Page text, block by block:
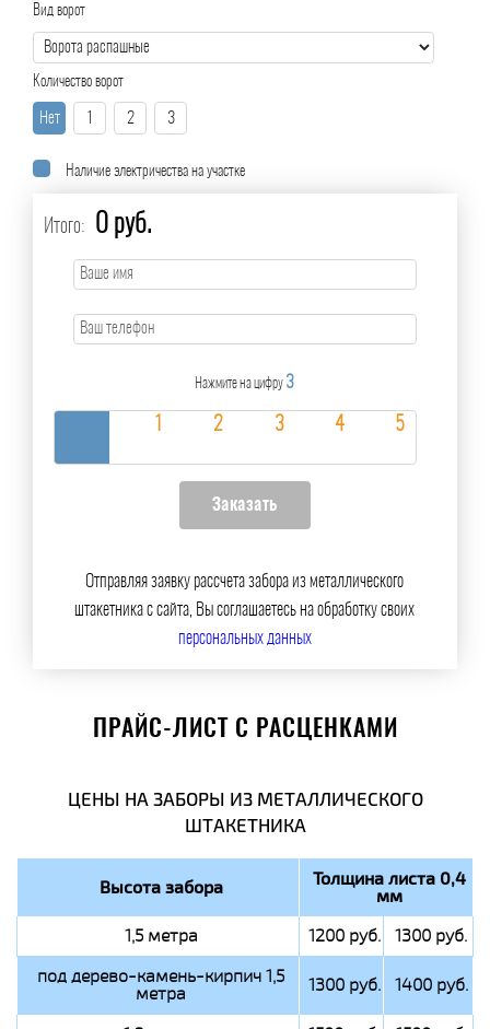
Вид ворот
Количество ворот
Нет 2 3
Наличие электричества на участке
Итого: 0 руб.
Нажмите на цифру 3
Отправляя заявку рассчета забора из металлического
штакетника с сайта, Вы соглашаетесь на обработку своих
персональных данных
ПРАЙС-ЛИСТ С РАСЦЕНКАМИ
ЦЕНЫ НА ЗАБОРЫ ИЗ МЕТАЛЛИЧЕСКОГО
ШТАКЕТНИКА
Высота забора Толщина листа 0,4
мм
1,5 метра 1200 руб.
1300 руб.
под дерево-камень-кирпич 1,5
метра 1300 руб. 1400 руб.